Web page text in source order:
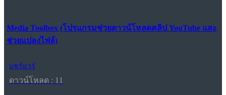
Media Toolbox (โปรแกรมช่วยดาวน์โหลดคลิป YouTube และ
ช่วยแปลงไฟล์)
แชร์แวร์
ดาวน์โหลด : 11